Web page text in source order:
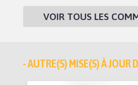
VOIR TOUS LES
- AUTRE(S) MISE(S) À JOUR